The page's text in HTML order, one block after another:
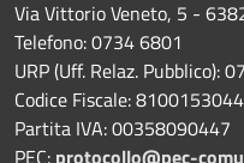
Via Vittorio Veneto, 5 -
Telefono: 0734 6801
URP (Uff. Relaz. Pubblico):
Codice Fiscale:
Partita IVA: 00358090447
PEC: protocollo@pec-